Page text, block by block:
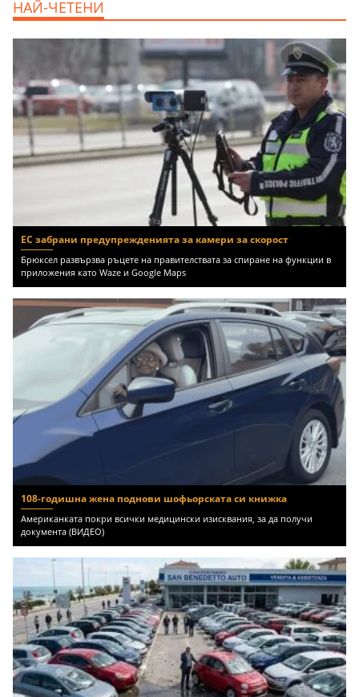
НАЙ-ЧЕТЕНИ
ЕС забрани предупрежденията за камери за скорост
Брюксел развързва ръцете на правителствата за спиране на функции в
приложения като Waze и Google Maps
108-годишна жена поднови шофьорската си книжка
Американката покри всички медицински изисквания, за да получи
документа (ВИДЕО)